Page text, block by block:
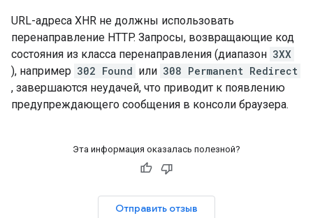
URL-адреса XHR не должны использовать
перенаправление HTTP. Запросы, возвращающие код
состояния из класса перенаправления (диапазон 3XX
), например 302 Found или 308 Permanent Redirect
, завершаются неудачей, что приводит к появлению
предупреждающего сообщения в консоли браузера.
Эта информация оказалась полезной?
Отправить отзыв